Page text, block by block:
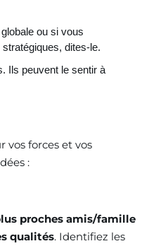
ou si vous
dites-le.
Ils peuvent le sentir à
vos forces et vos
:
proches amis/famille
qualités. Identifiez les